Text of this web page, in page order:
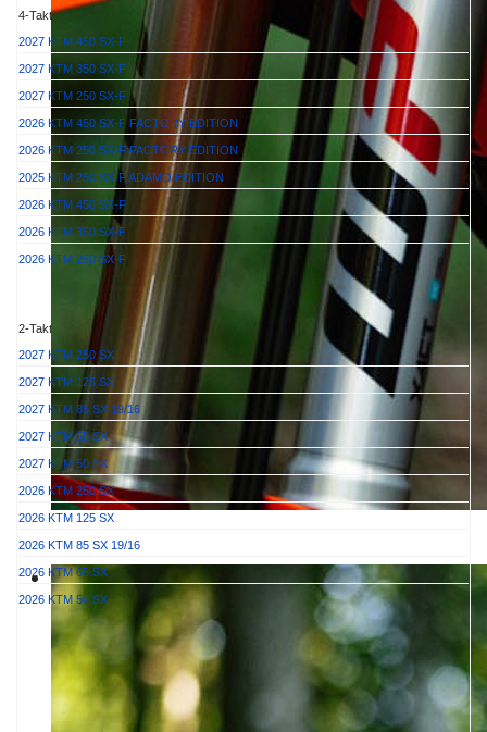
4-Takt
2027 KTM 450 SX-F
2027 KTM 350 SX-F
2027 KTM 250 SX-F
2026 KTM 450 SX-F FACTORY EDITION
2026 KTM 250 SX-F FACTORY EDITION
2025 KTM 250 SX-F ADAMO EDITION
2026 KTM 450 SX-F
2026 KTM 350 SX-F
2026 KTM 250 SX-F
2-Takt
2027 KTM 250 SX
2027 KTM 125 SX
2027 KTM 85 SX 19/16
2027 KTM 65 SX
2027 KTM 50 SX
2026 KTM 250 SX
2026 KTM 125 SX
2026 KTM 85 SX 19/16
2026 KTM 65 SX
2026 KTM 50 SX